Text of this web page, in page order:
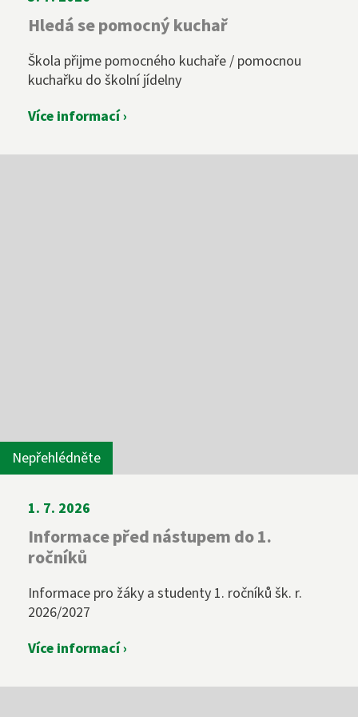
Hledá se pomocný kuchař
Škola přijme pomocného kuchaře / pomocnou
kuchařku do školní jídelny
Více informací ›
Nepřehlédněte
1. 7. 2026
Informace před nástupem do 1.
ročníků
Informace pro žáky a studenty 1. ročníků šk. r.
2026/2027
Více informací ›